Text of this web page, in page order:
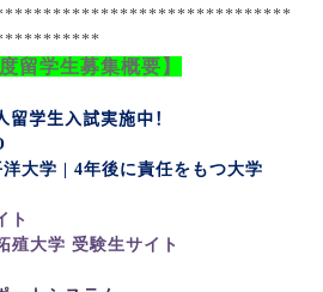
留学生募集概要】
学生入試実施中！
洋大学 | 4年後に責任をもつ大学
ト
殖大学 受験生サイト